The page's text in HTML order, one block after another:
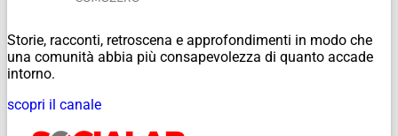
Storie, racconti, retroscena e approfondimenti in modo che
una comunità abbia più consapevolezza di quanto accade
intorno.
scopri il canale